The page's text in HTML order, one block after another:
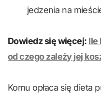
jedzenia na
Dowiedz się więcej: Ile
od czego zależy jej
Komu opłaca się dieta